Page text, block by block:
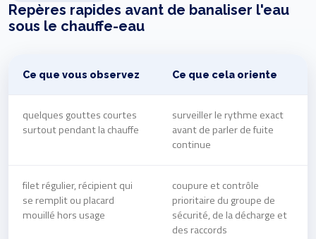
Repères rapides avant de banaliser l'eau
sous le chauffe-eau
Ce que vous observez Ce que cela oriente
quelques gouttes courtes
surtout pendant la chauffe
surveiller le rythme exact
avant de parler de fuite
continue
filet régulier, récipient qui
se remplit ou placard
mouillé hors usage
coupure et contrôle
prioritaire du groupe de
sécurité, de la décharge et
des raccords